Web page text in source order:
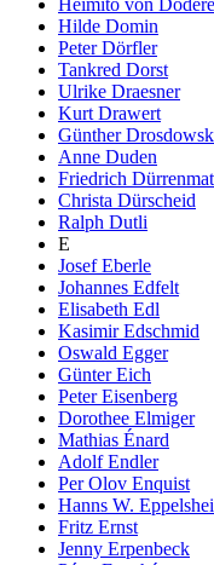
Hilde Domin
Peter Dörfler
Tankred Dorst
Ulrike Draesner
Kurt Drawert
Günther
Anne Duden
Friedrich
Christa Dürscheid
Ralph Dutli
E
Josef Eberle
Johannes Edfelt
Elisabeth Edl
Kasimir Edschmid
Oswald Egger
Günter Eich
Peter Eisenberg
Dorothee Elmiger
Mathias Énard
Adolf Endler
Per Olov Enquist
Hanns W.
Fritz Ernst
Jenny Erpenbeck